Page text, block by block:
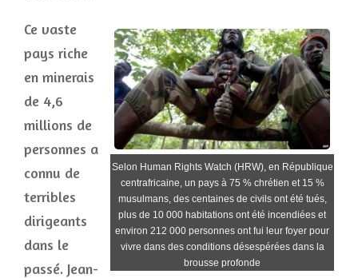
Selon Human Rights Watch (HRW), en République
centrafricaine, un pays à 75 % chrétien et 15 %
musulmans, des centaines de civils ont été tués,
plus de 10 000 habitations ont été incendiées et
environ 212 000 personnes ont fui leur foyer pour
vivre dans des conditions désespérées dans la
brousse profonde
Ce vaste
pays riche
en minerais
de 4,6
millions de
personnes a
connu de
terribles
dirigeants
dans le
passé. Jean-